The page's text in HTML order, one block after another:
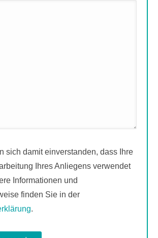
sich damit einverstanden, dass Ihre
Ihres Anliegens verwendet
Informationen und
finden Sie in der
.